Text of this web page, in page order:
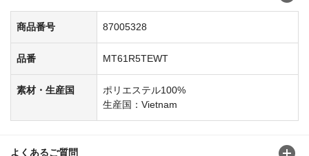
商品番号 87005328
品番 MT61R5TEWT
素材・生産国
ポリエステル100%
生産国：Vietnam
よくあるご質問